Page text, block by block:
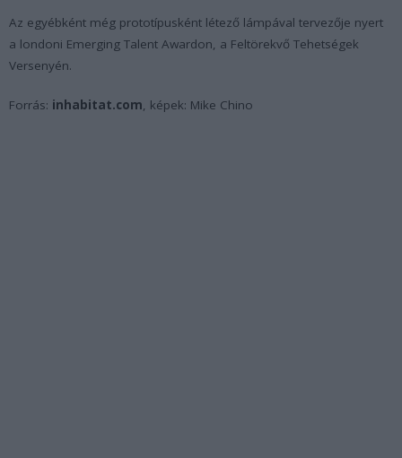
Az egyébként még prototípusként létező lámpával tervezője nyert
a londoni Emerging Talent Awardon, a Feltörekvő Tehetségek
Versenyén.
Forrás: inhabitat.com, képek: Mike Chino